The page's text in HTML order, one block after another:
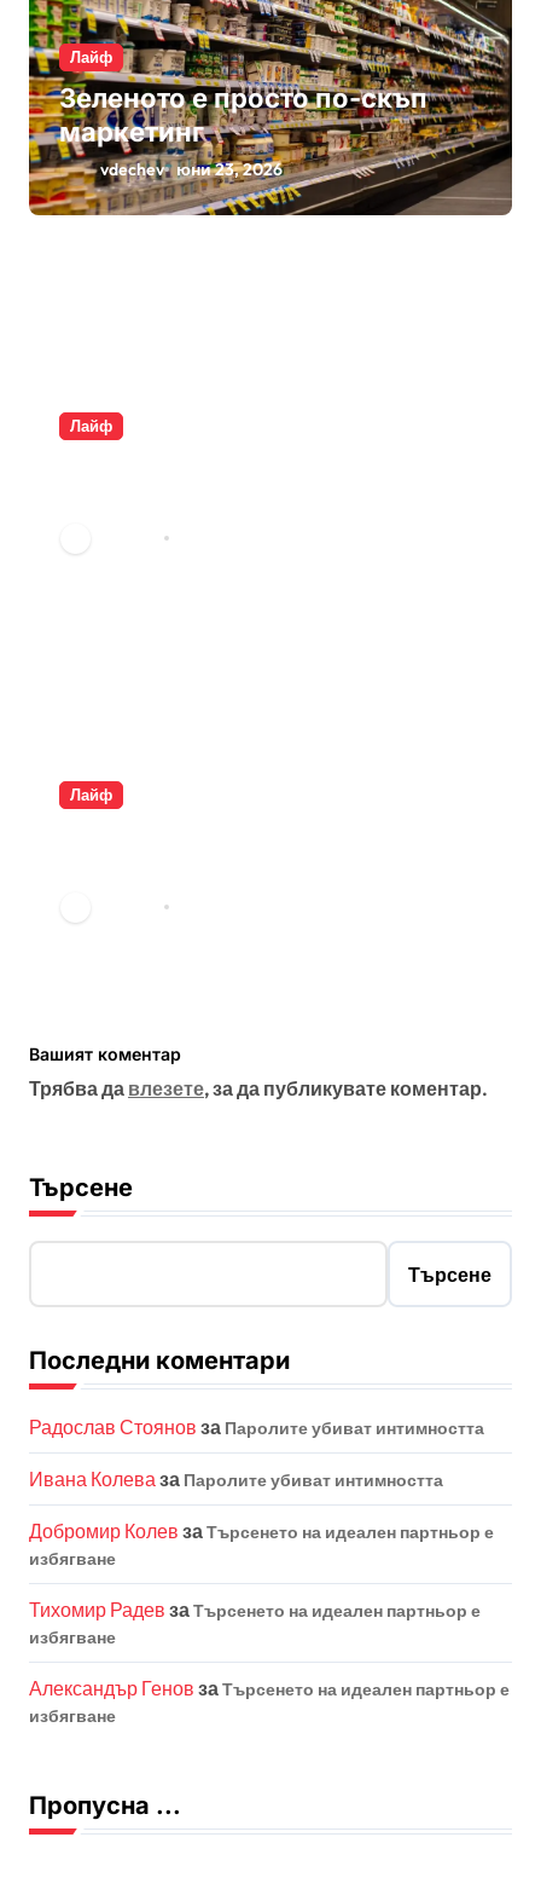
Лайф
Зеленото е просто по-скъп
маркетинг
vdechev юни 23, 2026
Лайф
Лайф
Вашият коментар
Трябва да влезете, за да публикувате коментар.
Търсене
Търсене
Последни коментари
Радослав Стоянов за Паролите убиват интимността
Ивана Колеваза Паролите убиват интимността
Добромир Колев заТърсенето на идеален партньор е
избягване
Тихомир Радев заТърсенето на идеален партньор е
избягване
Александър Генов заТърсенето на идеален партньор е
избягване
Пропусна ...